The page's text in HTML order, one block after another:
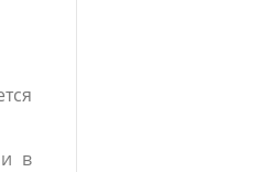
в